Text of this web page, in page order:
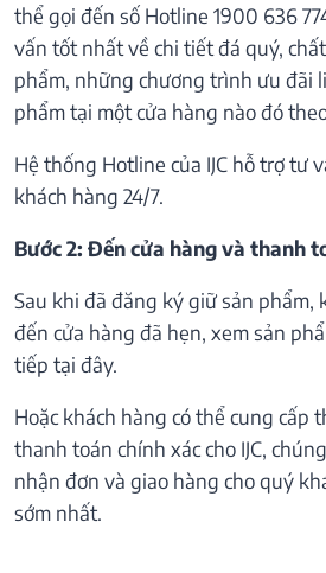
thể gọi đến số Hotline 1900 636
vấn tốt nhất về chi tiết đá quý,
phẩm, những chương trình ưu đãi
phẩm tại một cửa hàng nào đó
Hệ thống Hotline của IJC hỗ trợ tư
khách hàng 24/7.
Bước 2: Đến cửa hàng và thanh
Sau khi đã đăng ký giữ sản phẩm,
đến cửa hàng đã hẹn, xem sản
tiếp tại đây.
Hoặc khách hàng có thể cung cấp
thanh toán chính xác cho IJC,
nhận đơn và giao hàng cho quý
sớm nhất.